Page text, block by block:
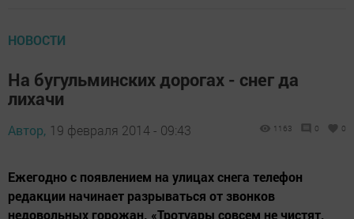
НОВОСТИ
На бугульминских дорогах - снег да
лихачи
Автор, 19 февраля 2014 - 09:43 1163 0 0
Ежегодно с появлением на улицах снега телефон
редакции начинает разрываться от звонков
недовольных горожан. «Тротуары совсем не чистят,